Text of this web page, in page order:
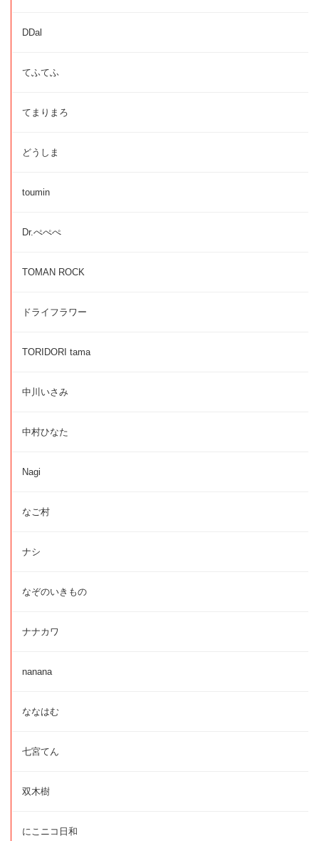
DDal
てふてふ
てまりまろ
どうしま
toumin
Dr.ぺぺぺ
TOMAN ROCK
ドライフラワー
TORIDORI tama
中川いさみ
中村ひなた
Nagi
なご村
ナシ
なぞのいきもの
ナナカワ
nanana
ななはむ
七宮てん
双木樹
にこニコ日和